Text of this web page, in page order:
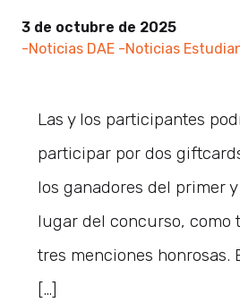
3 de octubre de 2025
-Noticias DAE -Noticias
Las y los participantes
participar por dos
los ganadores del primer
lugar del concurso, como
tres menciones honrosas.
[…]